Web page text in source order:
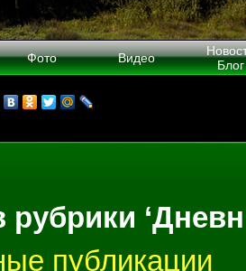
Фото Видео
Блог
публикации